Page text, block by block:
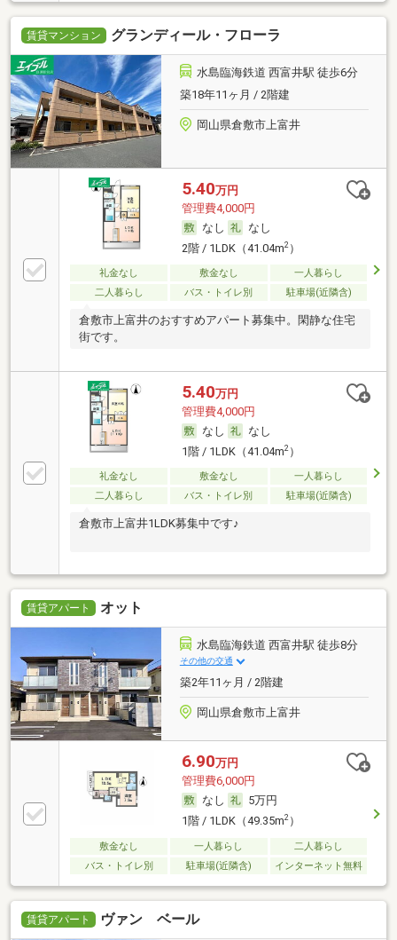
賃貸マンション グランディール・フローラ
水島臨海鉄道 西富井駅 徒歩6分
築18年11ヶ月 / 2階建
岡山県倉敷市上富井
5.40万円
管理費4,000円
なし
なし
2階 / 1LDK（41.04m2）
礼金なし 敷金なし
一人暮らし
二人暮らし
バス・トイレ別 駐車場(近隣含)
倉敷市上富井のおすすめアパート募集中。閑静な住宅
街です。
5.40万円
管理費4,000円
なし
なし
1階 / 1LDK（41.04m2）
礼金なし 敷金なし
一人暮らし
二人暮らし
バス・トイレ別 駐車場(近隣含)
倉敷市上富井1LDK募集中です♪
賃貸アパート オット
水島臨海鉄道 西富井駅 徒歩8分
その他の交通
築2年11ヶ月 / 2階建
岡山県倉敷市上富井
6.90万円
管理費6,000円
なし
5万円
1階 / 1LDK（49.35m2）
敷金なし 一人暮らし
二人暮らし
バス・トイレ別
駐車場(近隣含) インターネット無料
賃貸アパート ヴァン ベール